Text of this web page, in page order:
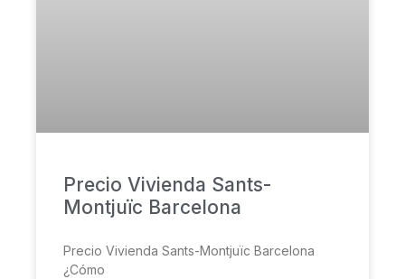
Precio Vivienda Sants-
Montjuïc Barcelona
Precio Vivienda Sants-Montjuïc Barcelona
¿Cómo